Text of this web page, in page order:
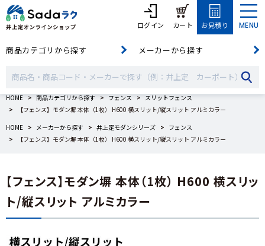
ログイン カート お見積り MENU
商品カテゴリから探す メーカーから探す
HOME 商品カテゴリから探す フェンス
スリットフェンス
【フェンス】モダン塀 本体（1枚） H600 横スリット/縦スリット アルミカラー
HOME
メーカーから探す 井上定モダンシリーズ
フェンス
【フェンス】モダン塀 本体（1枚） H600 横スリット/縦スリット アルミカラー
【フェンス】モダン塀 本体（1枚） H600 横スリッ
ト/縦スリット アルミカラー